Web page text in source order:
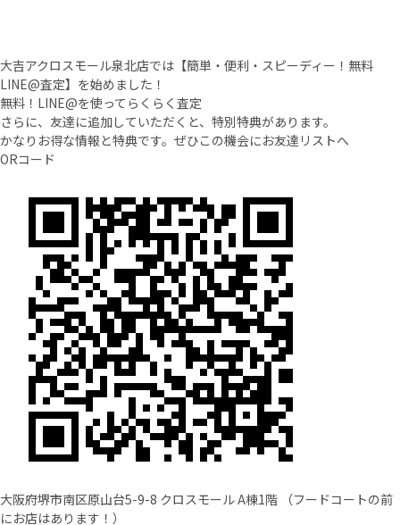
大吉アクロスモール泉北店では【簡単・便利・スピーディー！無料
LINE@査定】を始めました！
無料！LINE@を使ってらくらく査定
さらに、友達に追加していただくと、特別特典があります。
かなりお得な情報と特典です。ぜひこの機会にお友達リストへ
ORコード
大阪府堺市南区原山台5-9-8 クロスモール A棟1階 （フードコートの前
にお店はあります！）